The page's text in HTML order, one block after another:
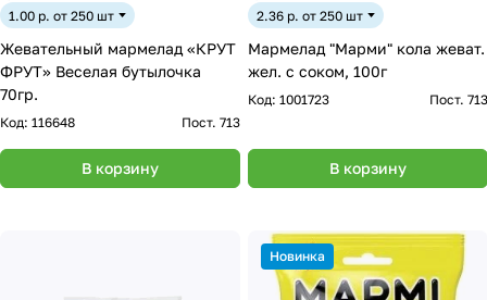
1.00 р. от 250 шт
Жевательный мармелад «КРУТ
ФРУТ» Веселая бутылочка
70гр.
Код: 116648 Пост. 713
В корзину
2.36 р. от 250 шт
Мармелад "Марми" кола жеват.
жел. с соком, 100г
Код: 1001723 Пост. 713
В корзину
Новинка